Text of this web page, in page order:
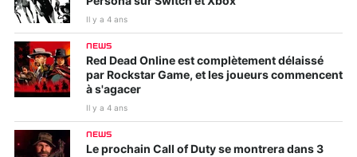
Il y a 4 ans
NEWS
Red Dead Online est complètement délaissé
par Rockstar Game, et les joueurs commencent
à s'agacer
Il y a 4 ans
NEWS
Le prochain Call of Duty se montrera dans 3